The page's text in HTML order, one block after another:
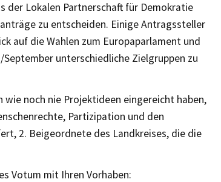
der Lokalen Partnerschaft für Demokratie
zu entscheiden. Einige Antragssteller
auf die Wahlen zum Europaparlament und
unterschiedliche Zielgruppen zu
wie noch nie Projektideen eingereicht haben,
Partizipation und den
2. Beigeordnete des Landkreises, die die
Votum mit Ihren Vorhaben: